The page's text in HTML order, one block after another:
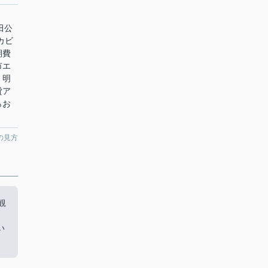
公
ビ
費
エ
ア
お
見方